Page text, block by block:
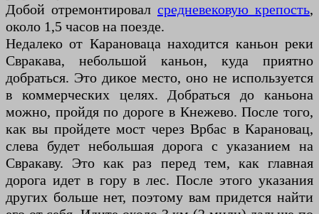
Добой отремонтировал средневековую крепость,
около 1,5 часов на поезде.
Недалеко от Карановаца находится каньон реки
Свракава, небольшой каньон, куда приятно
добраться. Это дикое место, оно не используется
в коммерческих целях. Добраться до каньона
можно, пройдя по дороге в Кнежево. После того,
как вы пройдете мост через Врбас в Карановац,
слева будет небольшая дорога с указанием на
Свракаву. Это как раз перед тем, как главная
дорога идет в гору в лес. После этого указания
других больше нет, поэтому вам придется найти